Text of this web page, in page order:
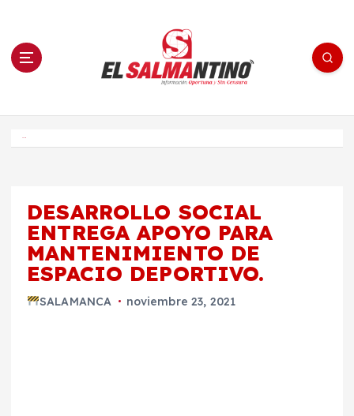
n El Salmantino - medios/noticias/editorial
DESARROLLO SOCIAL
ENTREGA APOYO PARA
MANTENIMIENTO DE
ESPACIO DEPORTIVO.
SALAMANCA noviembre 23, 2021